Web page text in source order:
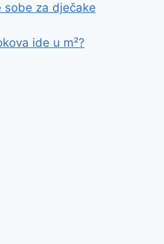
sobe za dječake
ide u m²?